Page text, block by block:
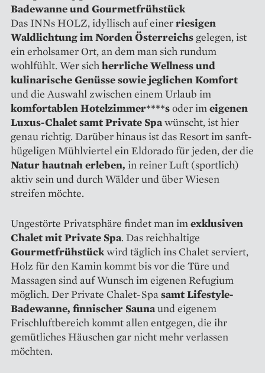
Badewanne und Gourmetfrühstück
Das INNs HOLZ, idyllisch auf einerriesigen
Waldlichtung im Norden Österreichs gelegen, ist
ein erholsamer Ort, an dem man sich rundum
wohlfühlt. Wer sichherrliche Wellness und
kulinarische Genüsse sowie jeglichen Komfort
und die Auswahl zwischen einem Urlaub im
komfortablen Hotelzimmer****soder imeigenen
Luxus-Chalet samt Private Spawünscht, ist hier
genau richtig. Darüber hinaus ist das Resort im sanft-
hügeligen Mühlviertel ein Eldorado für jeden, der die
Natur hautnah erleben, in reiner Luft (sportlich)
aktiv sein und durch Wälder und über Wiesen
streifen möchte.
Ungestörte Privatsphäre findet man imexklusiven
Chalet mit Private Spa. Das reichhaltige
Gourmetfrühstückwird täglich ins Chalet serviert,
Holz für den Kamin kommt bis vor die Türe und
Massagen sind auf Wunsch im eigenen Refugium
möglich. Der Private Chalet-Spasamt Lifestyle-
Badewanne, finnischer Saunaund eigenem
Frischluftbereich kommt allen entgegen, die ihr
gemütliches Häuschen gar nicht mehr verlassen
möchten.